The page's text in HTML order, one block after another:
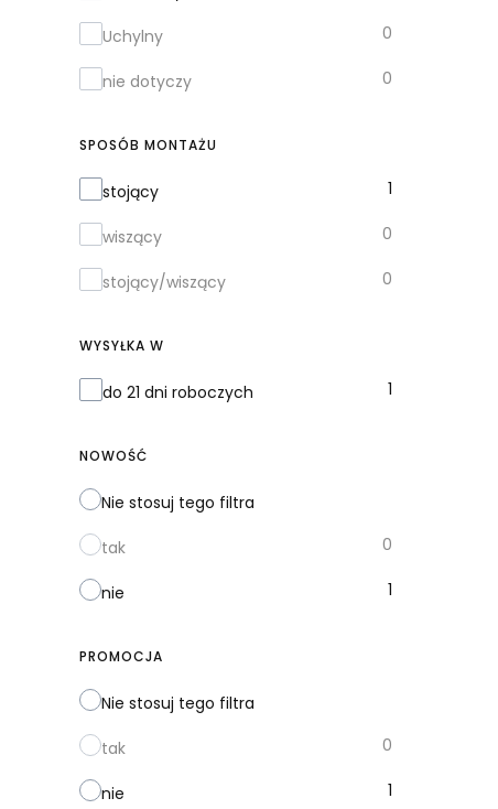
Uchylny 0
nie dotyczy 0
SPOSÓB MONTAŻU
Sposób montażu
stojący 1
wiszący 0
stojący/wiszący 0
WYSYŁKA W
Wysyłka w
do 21 dni roboczych 1
NOWOŚĆ
Nie stosuj tego filtra
tak 0
nie 1
PROMOCJA
Nie stosuj tego filtra
tak 0
nie 1